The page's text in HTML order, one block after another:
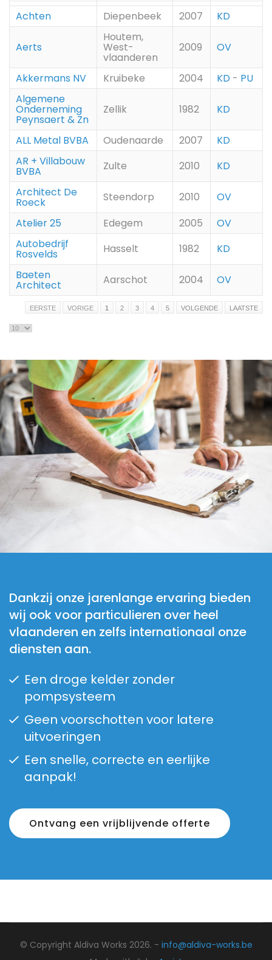
Achten
Diepenbeek 2007 KD
Aerts
Houtem,
West-
vlaanderen
2009 OV
Akkermans NV Kruibeke 2004 KD - PU
Algemene
Onderneming
Peynsaert & Zn
Zellik 1982 KD
ALL Metal BVBA Oudenaarde 2007
KD
AR + Villabouw
BVBA Zulte 2010
KD
Architect De
Roeck Steendorp 2010
OV
Atelier 25
Edegem 2005
OV
Autobedrijf
Rosvelds Hasselt 1982
KD
Baeten
Architect Aarschot 2004 OV
EERSTE VORIGE 1 2 3 4 5 VOLGENDE LAATSTE
Dankzij onze jarenlange ervaring bieden
wij ook voor particulieren over heel
vlaanderen en zelfs internationaal onze
diensten aan.
Een droge kelder zonder
pompsysteem
Geen voorschotten voor latere
uitvoeringen
Een snelle, correcte en eerlijke
aanpak!
Ontvang een vrijblijvende offerte
© Copyright Aldiva Works 2026. - info@aldiva-works.be